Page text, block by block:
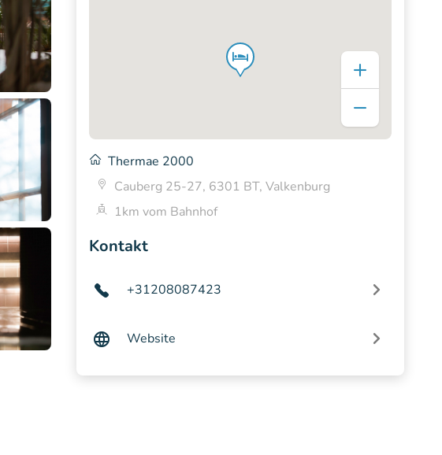
Thermae 2000
Cauberg 25-27, 6301 BT, Valkenburg
1km vom Bahnhof
Kontakt
+31208087423
Website